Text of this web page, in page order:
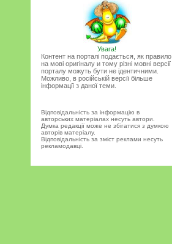
Увага!
Контент на порталі подається, як правило,
на мові оригіналу и тому різні мовні версії
порталу можуть бути не ідентичними.
Можливо, в російській версії більше
інформації з даної теми.
Відповідальність за інформацію в
авторських матеріалах несуть автори.
Думка редакції може не збігатися з думкою
авторів матеріалу.
Відповідальність за зміст реклами несуть
рекламодавці.